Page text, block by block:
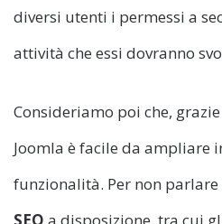
diversi utenti i permessi a
attività che essi dovranno
Consideriamo poi che,
Joomla è facile da ampliare
funzionalità. Per non